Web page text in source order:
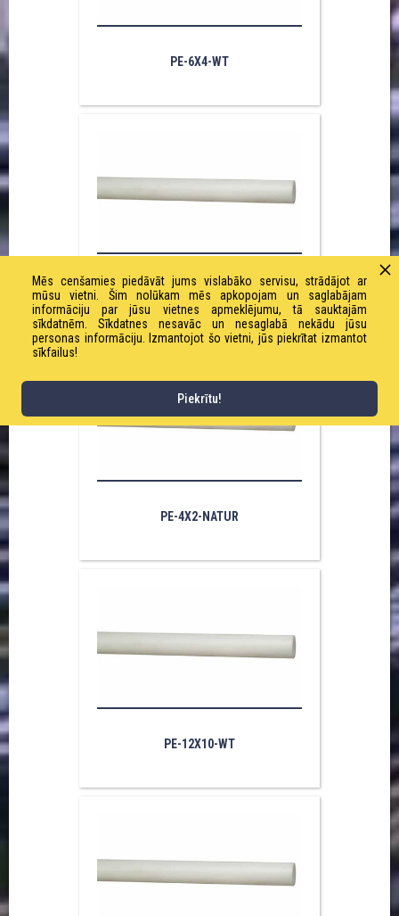
PE-6X4-WT
PE-4X2-WT
PE-4X2-NATUR
PE-12X10-WT
Mēs cenšamies piedāvāt jums vislabāko servisu, strādājot ar
mūsu vietni. Šim nolūkam mēs apkopojam un saglabājam
informāciju par jūsu vietnes apmeklējumu, tā sauktajām
sīkdatnēm. Sīkdatnes nesavāc un nesaglabā nekādu jūsu
personas informāciju. Izmantojot šo vietni, jūs piekrītat izmantot
sīkfailus!
Piekrītu!